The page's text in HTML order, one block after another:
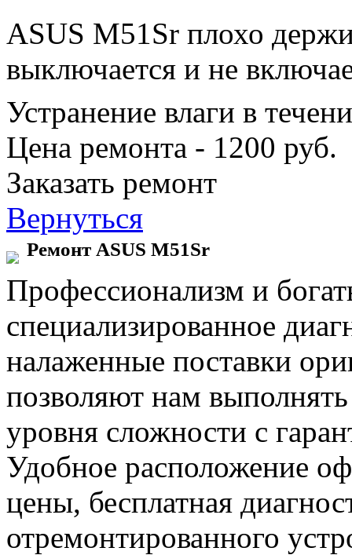
ASUS M51Sr плохо
выключается и не
Устранение влаги в
Цена ремонта - 1200 руб.
Заказать ремонт
Вернуться
Ремонт ASUS M51Sr
Профессионализм и
специализированное
налаженные поставки
позволяют нам
уровня сложности с
Удобное расположение
цены, бесплатная
отремонтированного